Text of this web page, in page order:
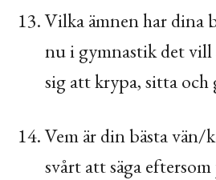
Vilka ämnen har dina
nu i gymnastik det vill
sig att krypa, sitta och
Vem är din bästa vän/
svårt att säga